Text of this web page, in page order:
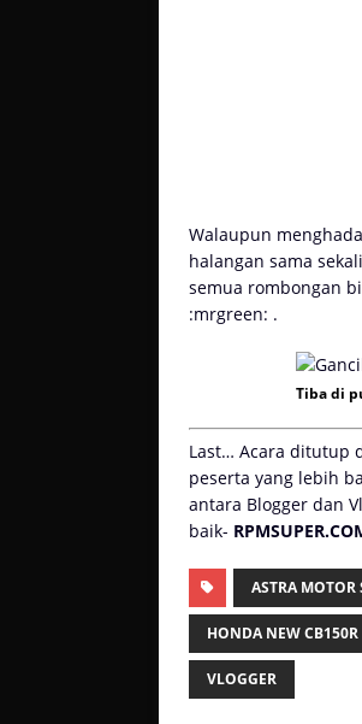
Walaupun
halangan sama
semua rombongan
:mrgreen: .
Tiba di
Last… Acara ditutup
peserta yang lebih
antara Blogger dan
baik-
ASTRA MOTOR
HONDA NEW CB150R
VLOGGER